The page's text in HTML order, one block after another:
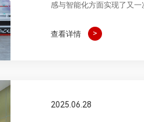
感与智能化方面实现了又
查看详情
2025.06.28